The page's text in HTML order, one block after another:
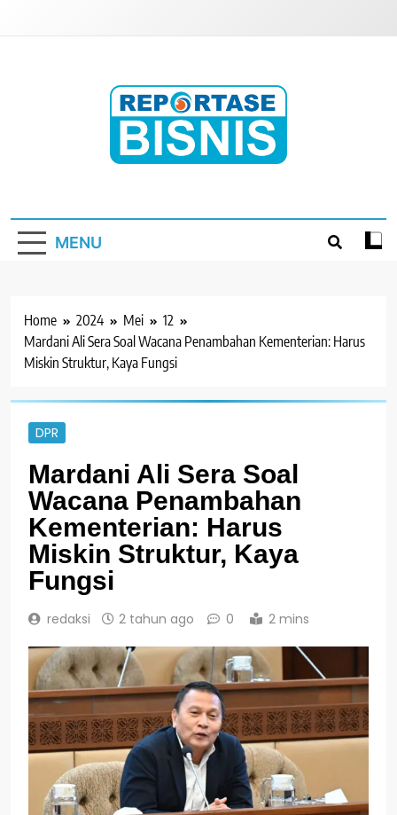
MENU
Home 2024 Mei
12
Mardani Ali Sera Soal Wacana Penambahan Kementerian: Harus
Miskin Struktur, Kaya Fungsi
DPR
Mardani Ali Sera Soal
Wacana Penambahan
Kementerian: Harus
Miskin Struktur, Kaya
Fungsi
redaksi 2 tahun ago 0 2 mins